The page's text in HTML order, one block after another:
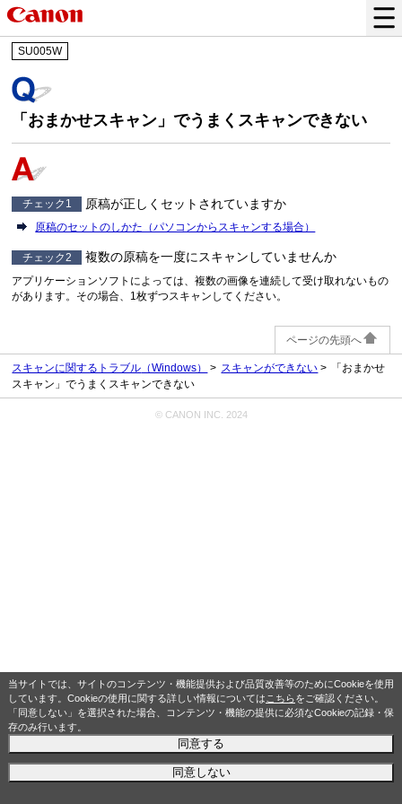
当サイトでは、サイトのコンテンツ・機能提供および品質改善等のためにCookieを使用
しています。Cookieの使用に関する詳しい情報については こちらをご確認ください。
「同意しない」を選択された場合、コンテンツ・機能の提供に必須なCookieの記録・保
存のみ行います。
同意する
同意しない
SU005W
「おまかせスキャン」でうまくスキャンできない
チェック1 原稿が正しくセットされていますか
原稿のセットのしかた（パソコンからスキャンする場合）
チェック2 複数の原稿を一度にスキャンしていませんか
アプリケーションソフトによっては、複数の画像を連続して受け取れないもの
があります。 その場合、1枚ずつスキャンしてください。
ページの先頭へ
スキャンに関するトラブル （Windows） スキャンができない
「おまかせ
スキャン」でうまくスキャンできない
© CANON INC. 2024